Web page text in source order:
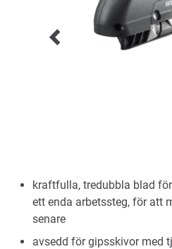
kraftfulla, tredubbla blad
ett enda arbetssteg, för att
senare
avsedd för gipsskivor med